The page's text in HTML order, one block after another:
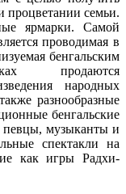
процветании семьи.
ярмарки. Самой
проводимая в
бенгальским
продаются
народных
разнообразные
бенгальские
певцы, музыканты и
спектакли на
как игры Радхи-